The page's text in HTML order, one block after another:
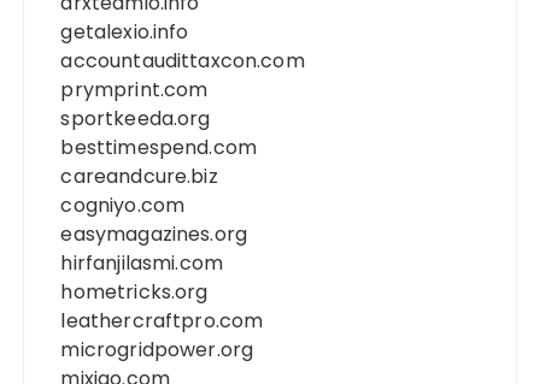
getalexio.info
accountaudittaxcon.com
prymprint.com
sportkeeda.org
besttimespend.com
careandcure.biz
cogniyo.com
easymagazines.org
hirfanjilasmi.com
hometricks.org
leathercraftpro.com
microgridpower.org